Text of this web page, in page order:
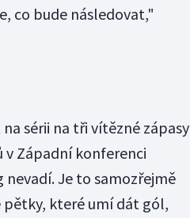
co bude následovat,"
sérii na tři vítězné zápasy
v Západní konferenci
nevadí. Je to samozřejmě
pětky, které umí dát gól,